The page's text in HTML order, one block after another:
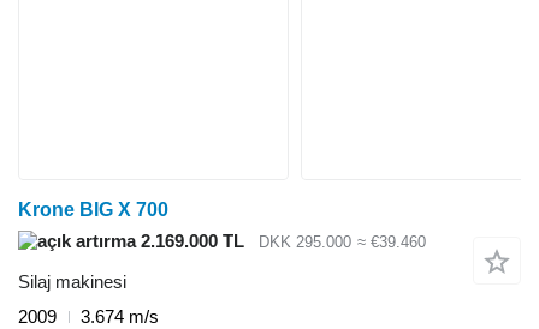
Krone BIG X 700
2.169.000 TL
DKK 295.000 ≈ €39.460
Silaj makinesi
2009
3.674 m/s